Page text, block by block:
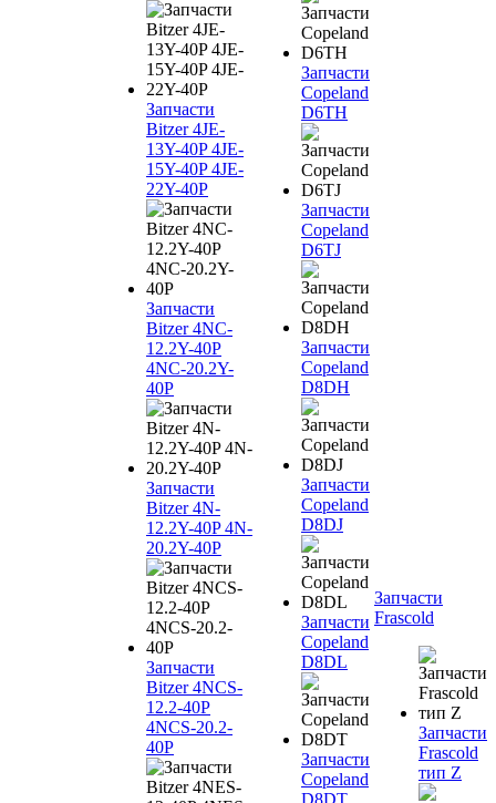
Запчасти
Bitzer 4JE-
13Y-40P 4JE-
15Y-40P 4JE-
22Y-40P
Запчасти
Bitzer 4NC-
12.2Y-40P
4NC-20.2Y-
40P
Запчасти
Bitzer 4N-
12.2Y-40P 4N-
20.2Y-40P
Запчасти
Bitzer 4NCS-
12.2-40P
4NCS-20.2-
40P
Запчасти
Copeland
D6TH
Запчасти
Copeland
D6TJ
Запчасти
Copeland
D8DH
Запчасти
Copeland
D8DJ
Запчасти
Copeland
D8DL
Запчасти
Copeland
D8DT
Запчасти
Frascold
Запчасти
Frascold
тип Z